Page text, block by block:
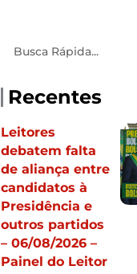
Recentes
Leitores
debatem falta
de aliança entre
candidatos à
Presidência e
outros partidos
– 06/08/2026 –
Painel do Leitor